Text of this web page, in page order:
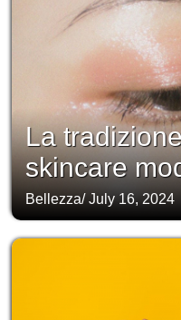
La
skincare
Bellezza/July 16, 2024